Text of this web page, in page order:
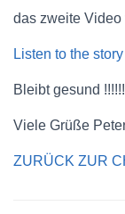
das zweite Video
Listen to the
Bleibt gesund !!!!!!
Viele Grüße
ZURÜCK ZUR